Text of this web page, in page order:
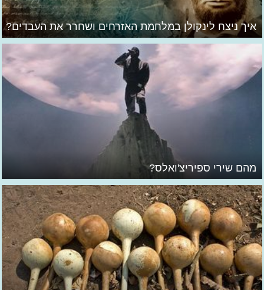
איך ניצח לינקולן במלחמת האזרחים ושחרר את העבדים?
מהם שירי ספיריצ'ואלס?